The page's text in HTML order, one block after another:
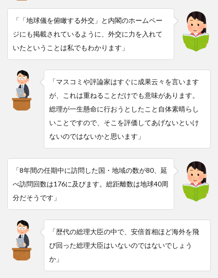
「「地球儀を俯瞰する外交」と内閣のホームペー
ジにも掲載されているように、外交に力を入れて
いたということは私でもわかります」
「マスコミや評論家はすぐに成果云々を言います
が、これは重ねることだけでも意味があります。
総理が一生懸命に行おうとしたこと自体素晴らし
いことですので、そこを評価してあげないといけ
ないのではないかと思います」
「8年間の任期中に訪問した国・地域の数が80、延
べ訪問回数は176に及びます。総距離数は地球40周
分だそうです」
「歴代の総理大臣の中で、安倍首相ほど海外を飛
び回った総理大臣はいないのではないでしょう
か」